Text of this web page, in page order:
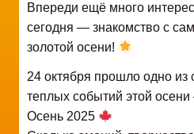
Впереди ещё много
сегодня — знакомство с
золотой осени!
24 октября прошло одно из
теплых событий этой
Осень 2025